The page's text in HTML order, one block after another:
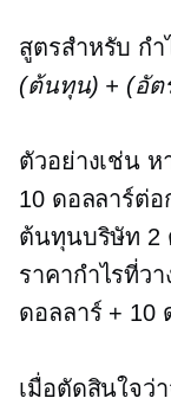
สูตรสำหรับ ก
(ต้นทุน) + (อัต
ตัวอย่างเช่น ห
10 ดอลลาร์ต่อ
ต้นทุนบริษัท 2
ราคากำไรที่ว
ดอลลาร์ + 10
เมื่อตัดสินใจว่